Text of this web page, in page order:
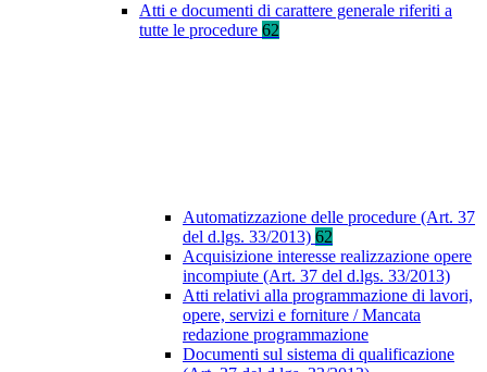
Atti e documenti di carattere generale riferiti a
tutte le procedure 62
Automatizzazione delle procedure (Art. 37
del d.lgs. 33/2013) 62
Acquisizione interesse realizzazione opere
incompiute (Art. 37 del d.lgs. 33/2013)
Atti relativi alla programmazione di lavori,
opere, servizi e forniture / Mancata
redazione programmazione
Documenti sul sistema di qualificazione